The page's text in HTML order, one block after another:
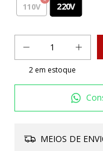
110V 220V
2 em estoque
MEIOS DE